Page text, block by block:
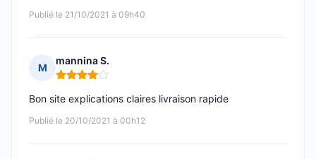
Publié le 21/10/2021 à 09h40
M
mannina S.
Note : 4 sur 5
Publié le 20/10/2021 à 00h12
Bon site explications claires livraison rapide